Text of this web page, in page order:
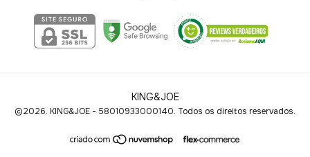
KING&JOE
©2026. KING&JOE - 58010933000140. Todos os direitos reservados.